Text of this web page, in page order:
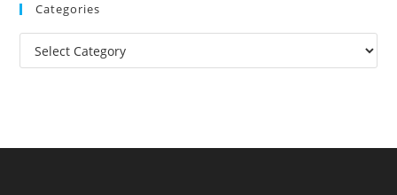
Categories
Categories